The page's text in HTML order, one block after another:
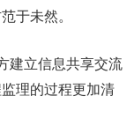
于未然。
立信息共享交流
理的过程更加清